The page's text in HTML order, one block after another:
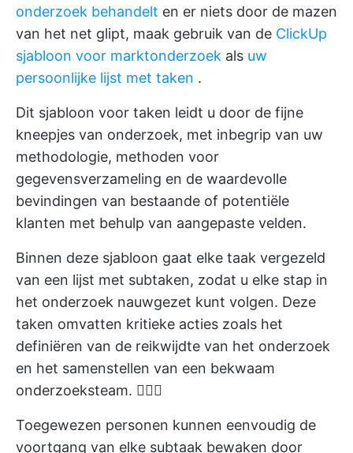
onderzoek behandelt en er niets door de mazen
van het net glipt, maak gebruik van de ClickUp
sjabloon voor marktonderzoek als uw
persoonlijke lijst met taken .
Dit sjabloon voor taken leidt u door de fijne
kneepjes van onderzoek, met inbegrip van uw
methodologie, methoden voor
gegevensverzameling en de waardevolle
bevindingen van bestaande of potentiële
klanten met behulp van aangepaste velden.
Binnen deze sjabloon gaat elke taak vergezeld
van een lijst met subtaken, zodat u elke stap in
het onderzoek nauwgezet kunt volgen. Deze
taken omvatten kritieke acties zoals het
definiëren van de reikwijdte van het onderzoek
en het samenstellen van een bekwaam
onderzoeksteam. 🕵🏼‍♂️
Toegewezen personen kunnen eenvoudig de
voortgang van elke subtaak bewaken door